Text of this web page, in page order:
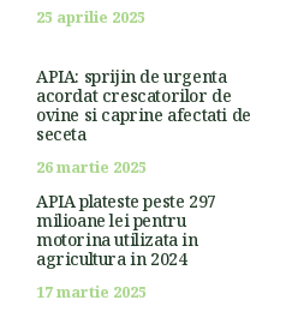
25 aprilie 2025
APIA: sprijin de urgenta
acordat crescatorilor de
ovine si caprine afectati de
seceta
26 martie 2025
APIA plateste peste 297
milioane lei pentru
motorina utilizata in
agricultura in 2024
17 martie 2025